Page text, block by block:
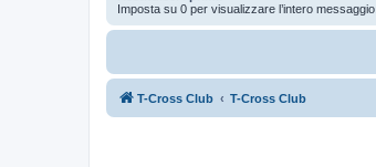
Imposta su 0 per visualizzare l’intero messaggio.
T-Cross Club T-Cross Club